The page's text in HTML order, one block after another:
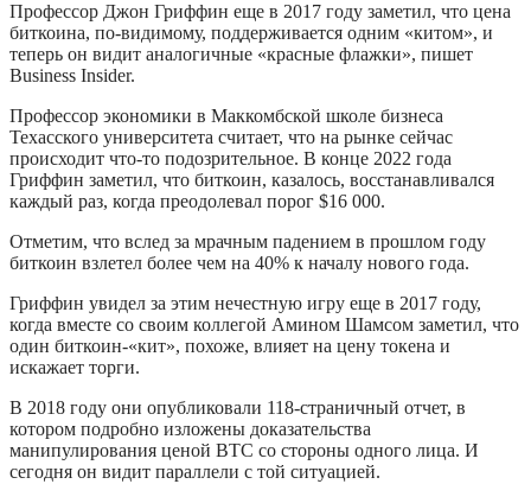
Профессор Джон Гриффин еще в 2017 году заметил, что цена
биткоина, по-видимому, поддерживается одним «китом», и
теперь он видит аналогичные «красные флажки», пишет
Business Insider.
Профессор экономики в Маккомбской школе бизнеса
Техасского университета считает, что на рынке сейчас
происходит что-то подозрительное. В конце 2022 года
Гриффин заметил, что биткоин, казалось, восстанавливался
каждый раз, когда преодолевал порог $16 000.
Отметим, что вслед за мрачным падением в прошлом году
биткоин взлетел более чем на 40% к началу нового года.
Гриффин увидел за этим нечестную игру еще в 2017 году,
когда вместе со своим коллегой Амином Шамсом заметил, что
один биткоин-«кит», похоже, влияет на цену токена и
искажает торги.
В 2018 году они опубликовали 118-страничный отчет, в
котором подробно изложены доказательства
манипулирования ценой BTC со стороны одного лица. И
сегодня он видит параллели с той ситуацией.